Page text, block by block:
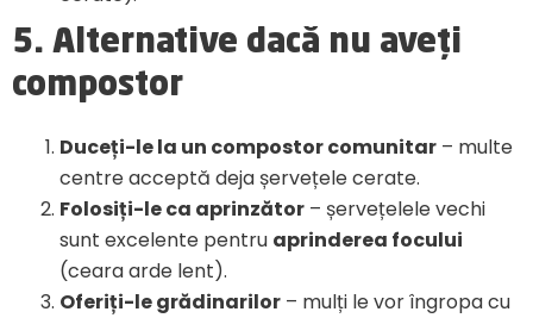
5. Alternative dacă nu aveți
compostor
Duceți-le la un compostor comunitar – multe
centre acceptă deja șervețele cerate.
Folosiți-le ca aprinzător – șervețelele vechi
sunt excelente pentru aprinderea focului
(ceara arde lent).
Oferiți-le grădinarilor – mulți le vor îngropa cu